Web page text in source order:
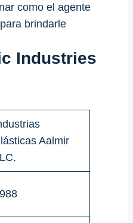
como el agente
brindarle
Industries
Aalmir